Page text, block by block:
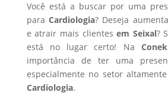
Você está a buscar por uma
paraCardiologia? Deseja
e atrair mais clientesem Seixal?
está no lugar certo! Na
importância de ter uma
especialmente no setor
Cardiologia.